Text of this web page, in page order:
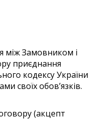
між Замовником і
приєднання
кодексу України
своїх обов’язків.
(акцепт